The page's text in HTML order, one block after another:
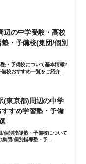
辺の中学受験・高校
・予備校(集団/個別
・予備校について基本情報2
校おすすめ一覧をご紹介...
(東京都)周辺の中学
すめ学習塾・予備
/個別指導塾・予備校について
団/個別指導塾・予...